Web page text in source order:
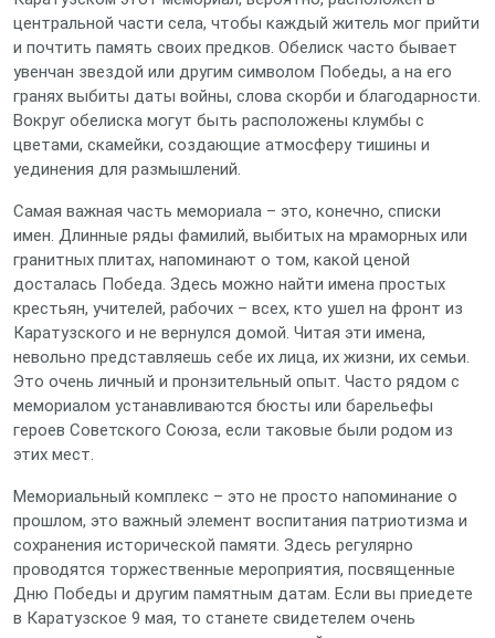
центральной части села, чтобы каждый житель мог прийти
и почтить память своих предков. Обелиск часто бывает
увенчан звездой или другим символом Победы, а на его
гранях выбиты даты войны, слова скорби и благодарности.
Вокруг обелиска могут быть расположены клумбы с
цветами, скамейки, создающие атмосферу тишины и
уединения для размышлений.
Самая важная часть мемориала – это, конечно, списки
имен. Длинные ряды фамилий, выбитых на мраморных или
гранитных плитах, напоминают о том, какой ценой
досталась Победа. Здесь можно найти имена простых
крестьян, учителей, рабочих – всех, кто ушел на фронт из
Каратузского и не вернулся домой. Читая эти имена,
невольно представляешь себе их лица, их жизни, их семьи.
Это очень личный и пронзительный опыт. Часто рядом с
мемориалом устанавливаются бюсты или барельефы
героев Советского Союза, если таковые были родом из
этих мест.
Мемориальный комплекс – это не просто напоминание о
прошлом, это важный элемент воспитания патриотизма и
сохранения исторической памяти. Здесь регулярно
проводятся торжественные мероприятия, посвященные
Дню Победы и другим памятным датам. Если вы приедете
в Каратузское 9 мая, то станете свидетелем очень